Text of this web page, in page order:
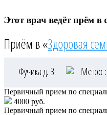
Этот врач ведёт прём
Приём в «Здоровая
Фучика д. 3 Метро :
Первичный прием по
4000 руб.
Первичный прием по